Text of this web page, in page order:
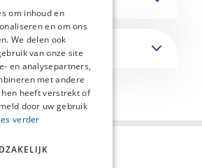
om inhoud en
en om ons
We delen ook
van onze site
en analysepartners,
met andere
heeft verstrekt of
door uw gebruik
verder